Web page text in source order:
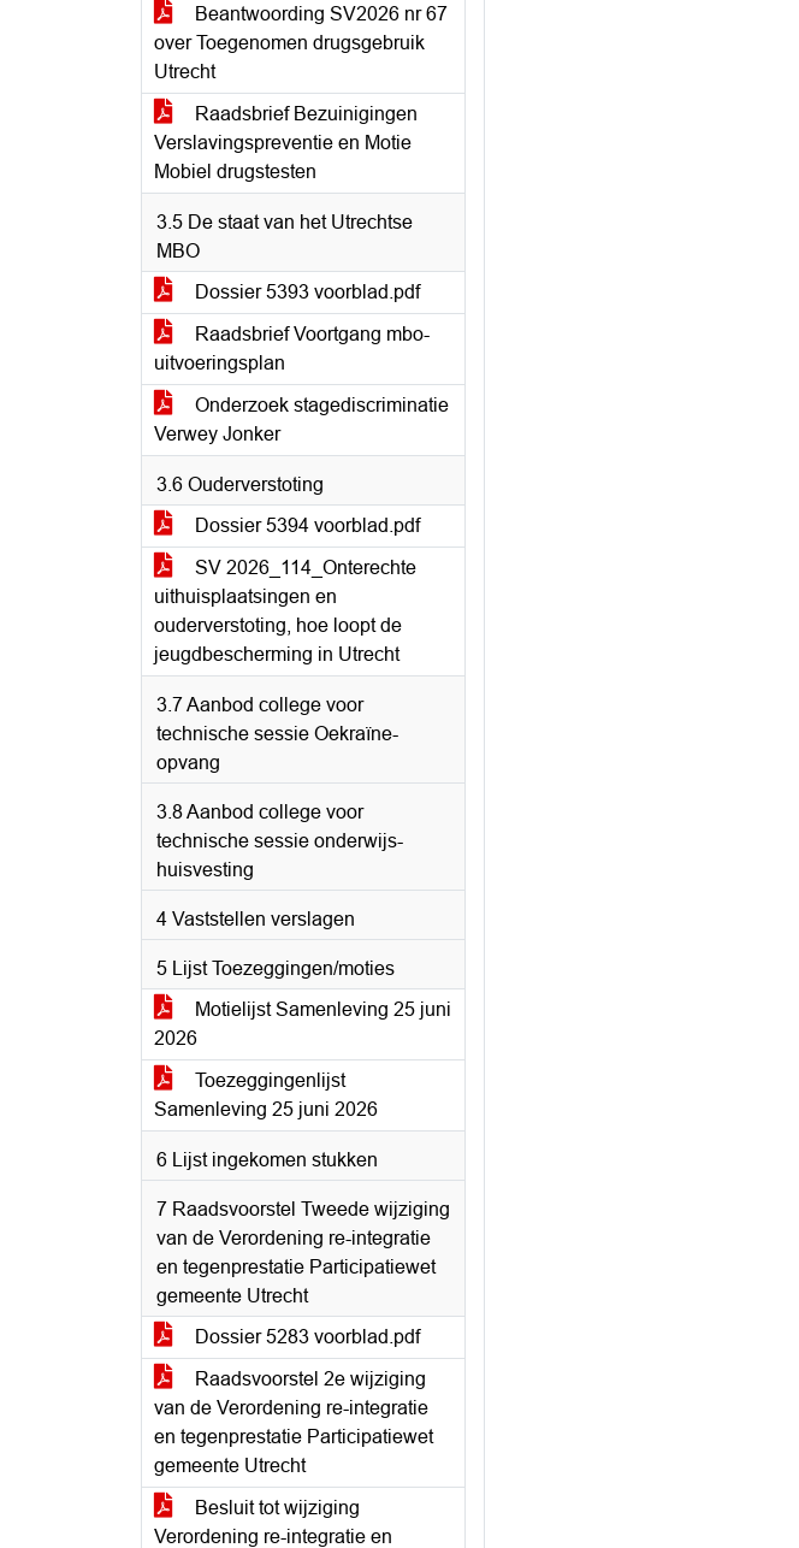
Beantwoording SV2026 nr 67
over Toegenomen drugsgebruik
Utrecht
Raadsbrief Bezuinigingen
Verslavingspreventie en Motie
Mobiel drugstesten
3.5 De staat van het Utrechtse
MBO
Dossier 5393 voorblad.pdf
Raadsbrief Voortgang mbo-
uitvoeringsplan
Onderzoek stagediscriminatie
Verwey Jonker
3.6 Ouderverstoting
Dossier 5394 voorblad.pdf
SV 2026_114_Onterechte
uithuisplaatsingen en
ouderverstoting, hoe loopt de
jeugdbescherming in Utrecht
3.7 Aanbod college voor
technische sessie Oekraïne-
opvang
3.8 Aanbod college voor
technische sessie onderwijs-
huisvesting
4 Vaststellen verslagen
5 Lijst Toezeggingen/moties
Motielijst Samenleving 25 juni
2026
Toezeggingenlijst
Samenleving 25 juni 2026
6 Lijst ingekomen stukken
7 Raadsvoorstel Tweede wijziging
van de Verordening re-integratie
en tegenprestatie Participatiewet
gemeente Utrecht
Dossier 5283 voorblad.pdf
Raadsvoorstel 2e wijziging
van de Verordening re-integratie
en tegenprestatie Participatiewet
gemeente Utrecht
Besluit tot wijziging
Verordening re-integratie en